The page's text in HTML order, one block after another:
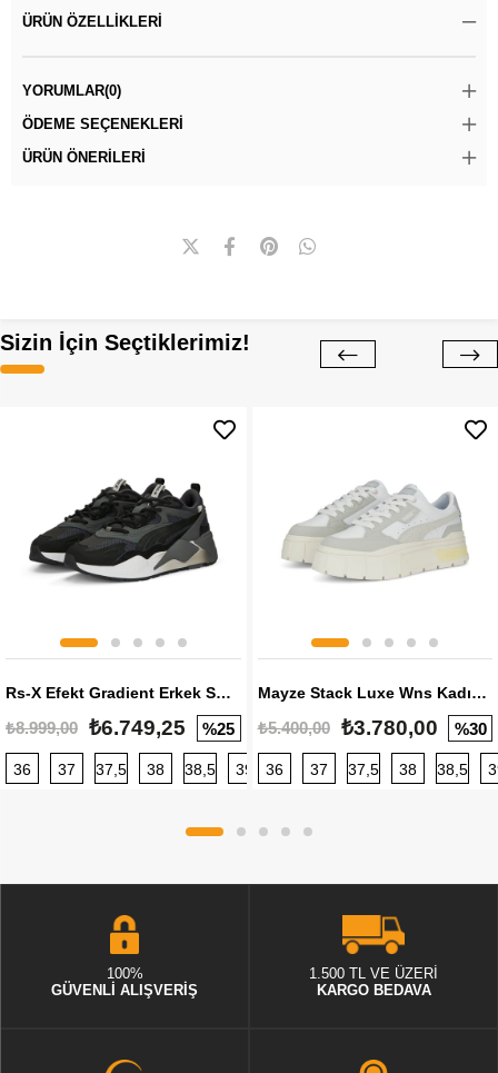
ÜRÜN ÖZELLIKLERI
YORUMLAR(0)
ÖDEME SEÇENEKLERI
ÜRÜN ÖNERILERI
Sizin İçin Seçtiklerimiz!
Rs-X Efekt Gradient Erkek Sneaker
₺8.999,00 ₺6.749,25 %25
36 37 37,5 38 38,5 39 40 40,5 41 42 42,5
Mayze Stack Luxe Wns Kadın Sneaker
₺5.400,00 ₺3.780,00 %30
36 37 37,5 38 38,5
100%
GÜVENLİ ALIŞVERİŞ
1.500 TL VE ÜZERİ
KARGO BEDAVA